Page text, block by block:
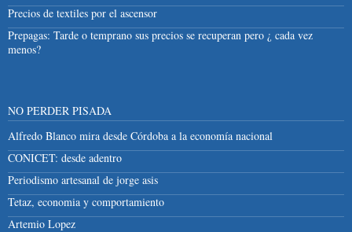
Precios de textiles por el ascensor
Prepagas: Tarde o temprano sus precios se recuperan pero ¿ cada vez
menos?
NO PERDER PISADA
Alfredo Blanco mira desde Córdoba a la economía nacional
CONICET: desde adentro
Periodismo artesanal de jorge asis
Tetaz, economia y comportamiento
Artemio Lopez